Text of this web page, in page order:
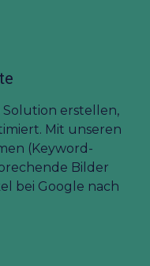
Solution erstellen,
Mit unseren
(Keyword-
Bilder
bei Google nach